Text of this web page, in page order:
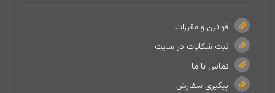
قوانین و مقررات
ثبت شکایات در سایت
تماس با ما
پیگیری سفارش